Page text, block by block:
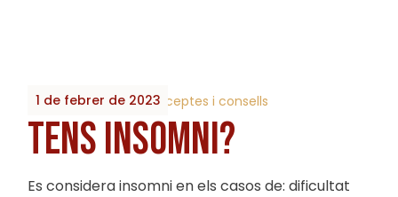
1 de febrer de 2023
By 2023_Biobrots Receptes i consells
TENS INSOMNI?
Es considera insomni en els casos de: dificultat